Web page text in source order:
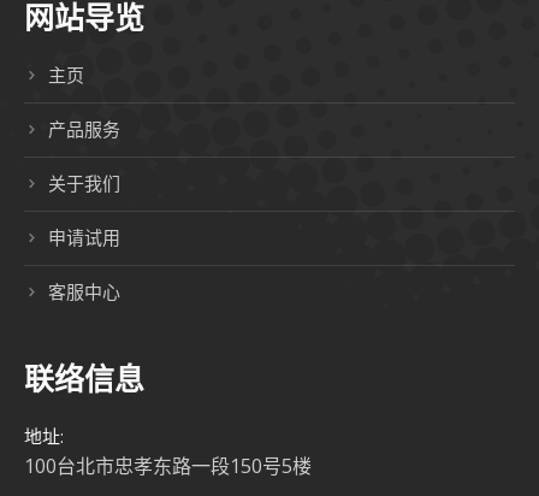
网站导览
主页
产品服务
关于我们
申请试用
客服中心
联络信息
地址:
100台北市忠孝东路一段150号5楼